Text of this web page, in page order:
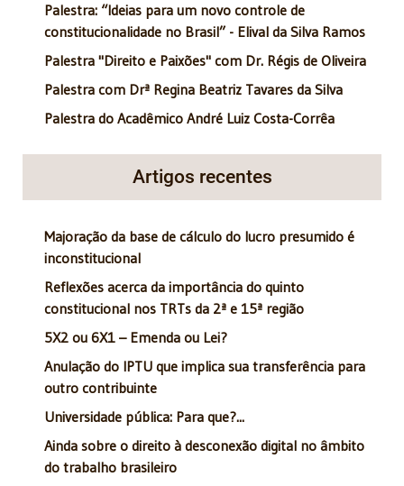
Palestra: “Ideias para um novo controle de
constitucionalidade no Brasil” - Elival da Silva Ramos
Palestra "Direito e Paixões" com Dr. Régis de Oliveira
Palestra com Drª Regina Beatriz Tavares da Silva
Palestra do Acadêmico André Luiz Costa-Corrêa
Artigos recentes
Majoração da base de cálculo do lucro presumido é
inconstitucional
Reflexões acerca da importância do quinto
constitucional nos TRTs da 2ª e 15ª região
5X2 ou 6X1 – Emenda ou Lei?
Anulação do IPTU que implica sua transferência para
outro contribuinte
Universidade pública: Para que?...
Ainda sobre o direito à desconexão digital no âmbito
do trabalho brasileiro